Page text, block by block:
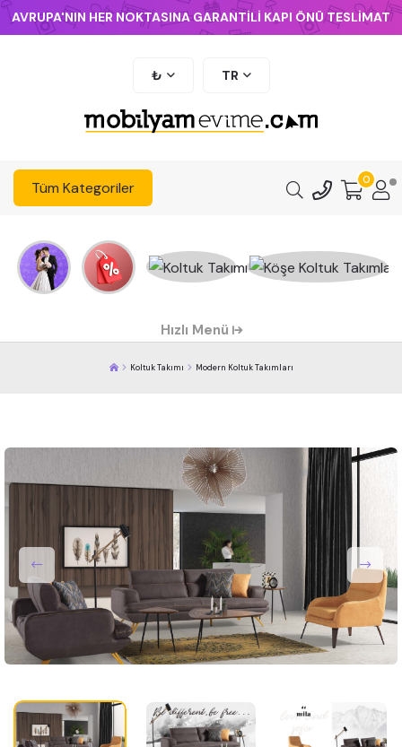
AVRUPA'NIN HER NOKTASINA GARANTİLİ KAPI ÖNÜ TESLİMAT
₺ TR
Tüm Kategoriler 0
Hızlı Menü
Koltuk Takımı Modern Koltuk Takımları